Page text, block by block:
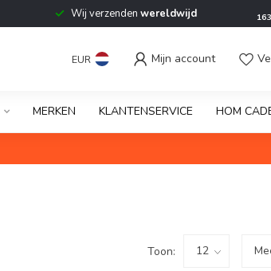
Wij verzenden wereldwijd
EUR Mijn account
MERKEN KLANTENSERVICE HOM
Toon: